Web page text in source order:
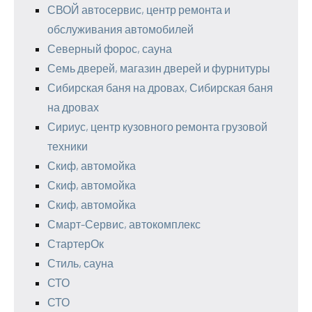
СВОЙ автосервис, центр ремонта и
обслуживания автомобилей
Северный форос, сауна
Семь дверей, магазин дверей и фурнитуры
Сибирская баня на дровах, Сибирская баня
на дровах
Сириус, центр кузовного ремонта грузовой
техники
Скиф, автомойка
Скиф, автомойка
Скиф, автомойка
Смарт-Сервис, автокомплекс
СтартерОк
Стиль, сауна
СТО
СТО